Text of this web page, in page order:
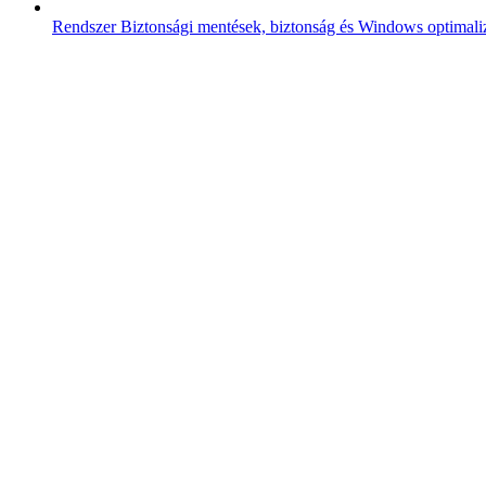
RendszerBiztonsági mentések, biztonság és Windows